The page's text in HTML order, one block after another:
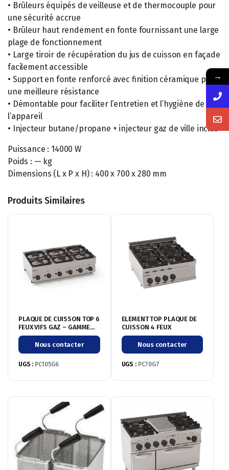
• Brûleurs équipés de veilleuse et de thermocouple pour
une sécurité accrue
• Brûleur haut rendement en fonte fournissant une large
plage de fonctionnement
• Large tiroir de récupération du jus de cuisson en façade
facilement accessible
• Support en fonte renforcé avec finition céramique pour
une meilleure résistance
• Démontable pour faciliter l’entretien et l’hygiène de
l’appareil
• Injecteur butane/propane + injecteur gaz de ville inclus
Puissance : 14000 W
Poids : — kg
Dimensions (L x P x H) : 400 x 700 x 280 mm
Produits Similaires
PLAQUE DE CUISSON TOP 6
FEUX VIFS GAZ – GAMME
600
Nous contacter
UGS : PC105G6
ELEMENT TOP PLAQUE DE
CUISSON 4 FEUX
Nous contacter
UGS : PC70G7
→